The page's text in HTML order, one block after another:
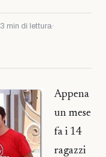
3 min di lettura·
Appena
un mese
fa i 14
ragazzi